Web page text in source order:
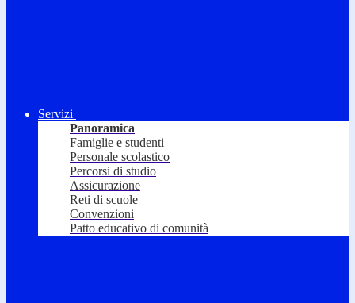
Servizi
Panoramica
Famiglie e studenti
Personale scolastico
Percorsi di studio
Assicurazione
Reti di scuole
Convenzioni
Patto educativo di comunità